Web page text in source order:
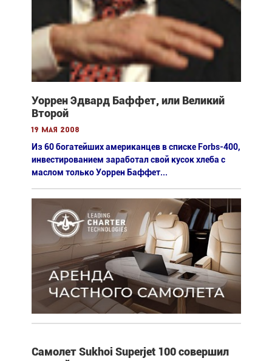
Уоррен Эдвард Баффет, или Великий
Второй
19 мая 2008
Из 60 богатейших американцев в списке Forbs-400,
инвестированием заработал свой кусок хлеба с
маслом только Уоррен Баффет...
Самолет Sukhoi Superjet 100 совершил